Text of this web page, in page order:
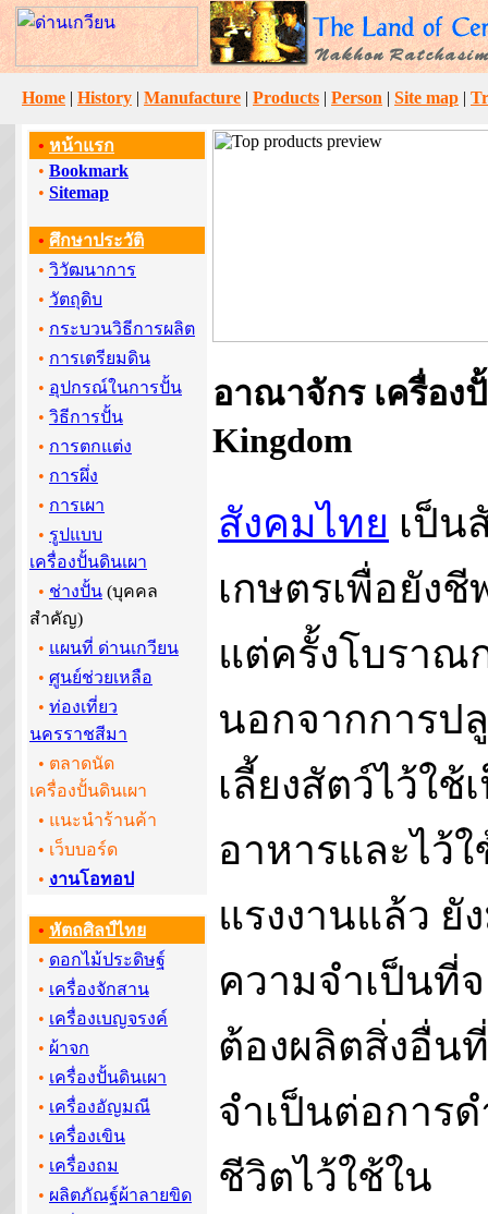
Home | History | Manufacture | Products | Person | Site map |
• หน้าแรก
• Bookmark
• Sitemap
• ศึกษาประวัติ
• วิวัฒนาการ
• วัตถุดิบ
• กระบวนวิธีการผลิต
• การเตรียมดิน
• อุปกรณ์ในการปั้น
• วิธีการปั้น
• การตกแต่ง
• การผึ่ง
• การเผา
• รูปแบบ
เครื่องปั้นดินเผา
• ช่างปั้น (บุคคล
สำคัญ)
• แผนที่ ด่านเกวียน
• ศูนย์ช่วยเหลือ
• ท่องเที่ยว
นครราชสีมา
• ตลาดนัด
เครื่องปั้นดินเผา
• แนะนำร้านค้า
• เว็บบอร์ด
• งานโอทอป
• หัตถศิลป์ไทย
• ดอกไม้ประดิษฐ์
• เครื่องจักสาน
• เครื่องเบญจรงค์
• ผ้าจก
• เครื่องปั้นดินเผา
• เครื่องอัญมณี
• เครื่องเขิน
• เครื่องถม
• ผลิตภัณฐ์ผ้าลายขิด
อาณาจักร เครื่อง
Kingdom
สังคมไทย เป็น
เกษตรเพื่อยังชี
แต่ครั้งโบราณ
นอกจากการป
เลี้ยงสัตว์ไว้ใช้
อาหารและไว้ใ
แรงงานแล้ว ยั
ความจำเป็นที่
ต้องผลิตสิ่งอื่นที่
จำเป็นต่อการด
ชีวิตไว้ใช้ใน